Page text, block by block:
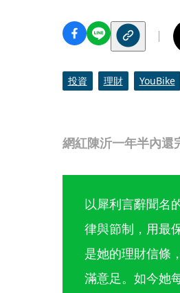
網紅陳沂一年半內還
投資 理財 YouBike
以犀利言辭聞名
律與節制，用最
是她的理財信條
滿意足。如今她